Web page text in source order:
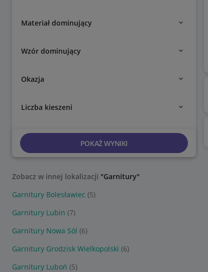
Materiał dominujący
Wzór dominujący
Okazja
Liczba kieszeni
POKAŻ WYNIKI
Zobacz w innej lokalizacji "Garnitury"
Garnitury Bolesławiec (5)
Garnitury Lubin (7)
Garnitury Nowa Sól (6)
Garnitury Grodzisk Wielkopolski (6)
Garnitury Luboń (5)